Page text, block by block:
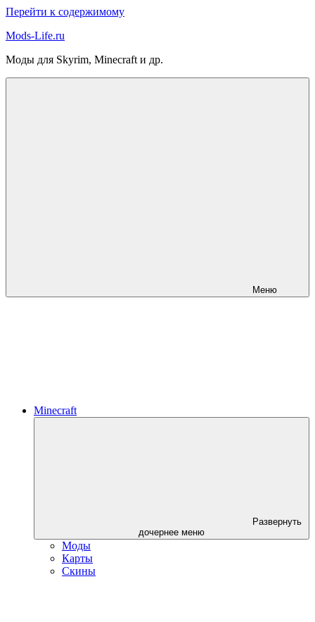
Перейти к содержимому
Mods-Life.ru
Моды для Skyrim, Minecraft и др.
Меню
Minecraft
Развернуть
дочернее меню
Моды
Карты
Скины